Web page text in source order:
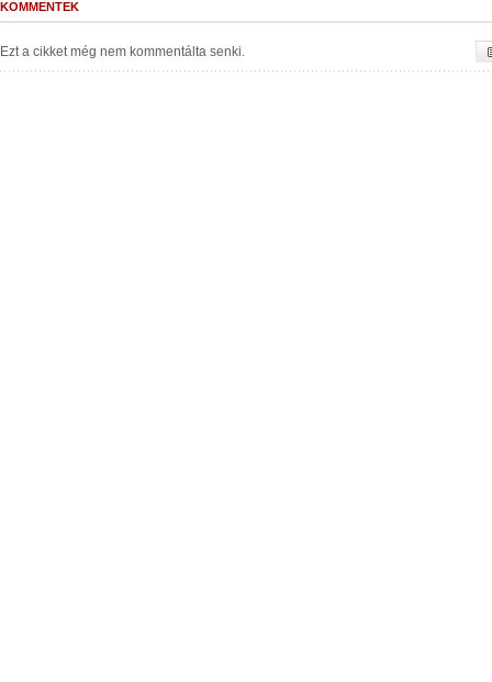
KOMMENTEK
Ezt a cikket még nem kommentálta senki.